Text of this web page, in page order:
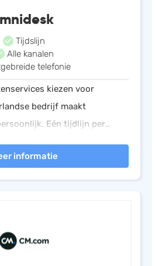
Tijdslijn
Alle kanalen
telefonie
kiezen voor
bedrijf maakt
Eén tijdlijn per
en hosting in
informatie